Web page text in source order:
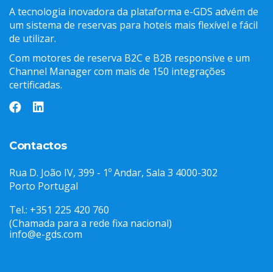
A tecnologia inovadora da plataforma e-GDS advém de
um sistema de reservas para hoteis mais flexível e fácil
de utilizar.
Com motores de reserva B2C e B2B responsive e um
Channel Manager com mais de 150 integrações
certificadas.
Contactos
Rua D. João IV, 399 - 1º Andar, Sala 3 4000-302
Porto Portugal
Tel.: +351 225 420 760
(Chamada para a rede fixa nacional)
info@e-gds.com